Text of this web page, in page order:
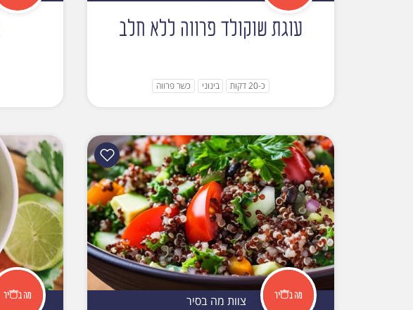
עוגת שוקולד פרווה ללא חלב
כ-20 דקות בינוני כשר פרווה
צוות מה בסיר